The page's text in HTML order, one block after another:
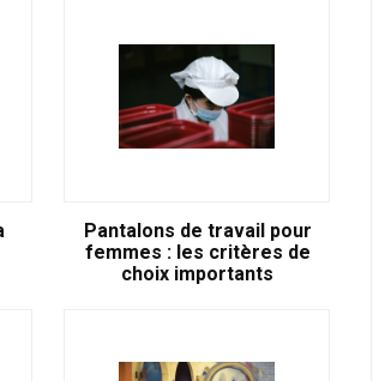
Pantalons de travail pour
femmes : les critères de
choix importants